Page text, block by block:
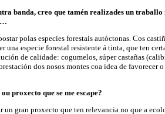
banda, creo que tamén realizades un
polas especies forestais autóctonas. Cos
una especie forestal resistente á tinta, que ten
de calidade: cogumelos, súper castañas
dos nosos montes coa idea de favorecer
proxecto que se me escape?
un gran proxecto que ten relevancia no que a